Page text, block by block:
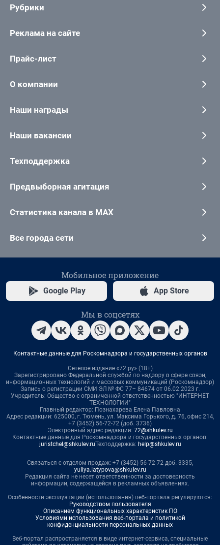
Рубрики
Реклама на сайте
Прайс-лист
О компании
Наши награды
Наши вакансии
Техподдержка
Предвыборная агитация
Статистика канала в MAX
Все города сети
Мобильное приложение
Google Play App Store
Мы в соцсетях
Контактные данные для Роскомнадзора и государственных органов
Сетевое издание «72.ру» (18+)
Зарегистрировано Федеральной службой по надзору в сфере связи,
информационных технологий и массовых коммуникаций (Роскомнадзор)
Запись о регистрации СМИ ЭЛ № ФС 77– 84674 от 06.02.2023 г.
Учредитель: Общество с ограниченной ответственностью "ИНТЕРНЕТ
ТЕХНОЛОГИИ"
Главный редактор: Познахарева Елена Павловна
Адрес редакции: 625000, г. Тюмень, ул. Максима Горького, д. 76, офис 214,
+7 (3452) 56-72-72 (доб. 3736)
Электронный адрес редакции: 72@shkulev.ru
Контактные данные для Роскомнадзора и государственных органов:
juristchel@shkulev.ruТехподдержка: help@shkulev.ru
Связаться с отделом продаж: +7 (3452) 56-72-72 доб. 3335,
yuliya.latypova@shkulev.ru
Редакция сайта не несет ответственности за достоверность
информации, содержащейся в рекламных объявлениях.
Особенности эксплуатации (использования) веб-портала регулируются:
Руководством пользователя
Описанием функциональных характеристик ПО
Условиями использования веб-портала и политикой
конфиденциальности персональных данных
Веб-портал распространяется в виде интернет-сервиса, специальные